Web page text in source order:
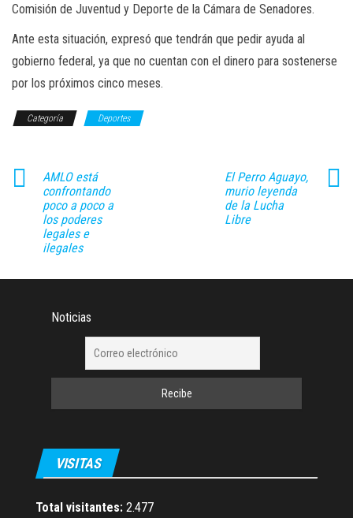
Comisión de Juventud y Deporte de la Cámara de Senadores.
Ante esta situación, expresó que tendrán que pedir ayuda al
gobierno federal, ya que no cuentan con el dinero para sostenerse
por los próximos cinco meses.
Categoría Deportes
AMLO está
confrontando
poco a poco a
los poderes
legales e
ilegales
El Perro Aguayo,
murio leyenda
de la Lucha
Libre
Noticias
VISITAS
Total visitantes: 2.477